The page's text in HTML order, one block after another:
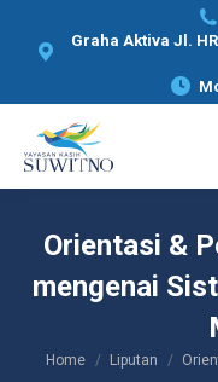
Graha Aktiva Jl.
Orientasi &
mengenai
You are here:
Home Liputan